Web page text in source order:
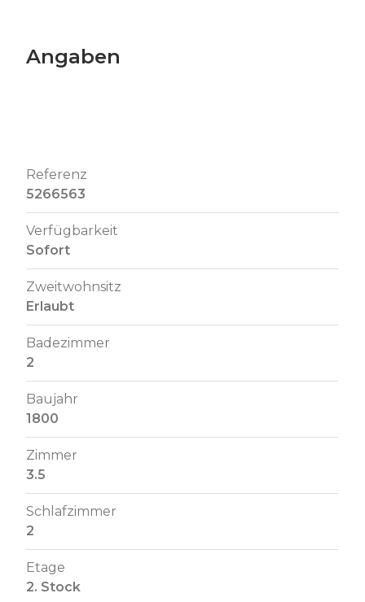
Angaben
Referenz
5266563
Verfügbarkeit
Sofort
Zweitwohnsitz
Erlaubt
Badezimmer
2
Baujahr
1800
Zimmer
3.5
Schlafzimmer
2
Etage
2. Stock